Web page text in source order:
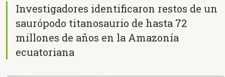
Investigadores identificaron restos de un
saurópodo titanosaurio de hasta 72
millones de años en la Amazonía
ecuatoriana